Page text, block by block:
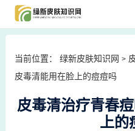
当前位置： 绿新皮肤知识网 >
皮毒清能用在脸上的痘痘吗
皮毒清治疗青春
上的